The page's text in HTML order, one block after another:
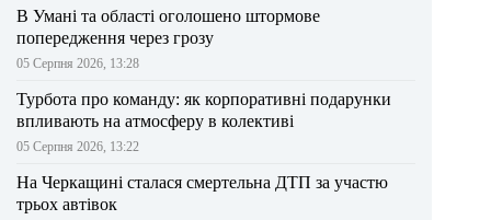
В Умані та області оголошено штормове
попередження через грозу
05 Серпня 2026, 13:28
Турбота про команду: як корпоративні подарунки
впливають на атмосферу в колективі
05 Серпня 2026, 13:22
На Черкащині сталася смертельна ДТП за участю
трьох автівок